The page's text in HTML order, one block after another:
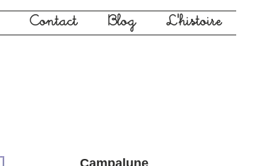
Contact Blog L'histoire